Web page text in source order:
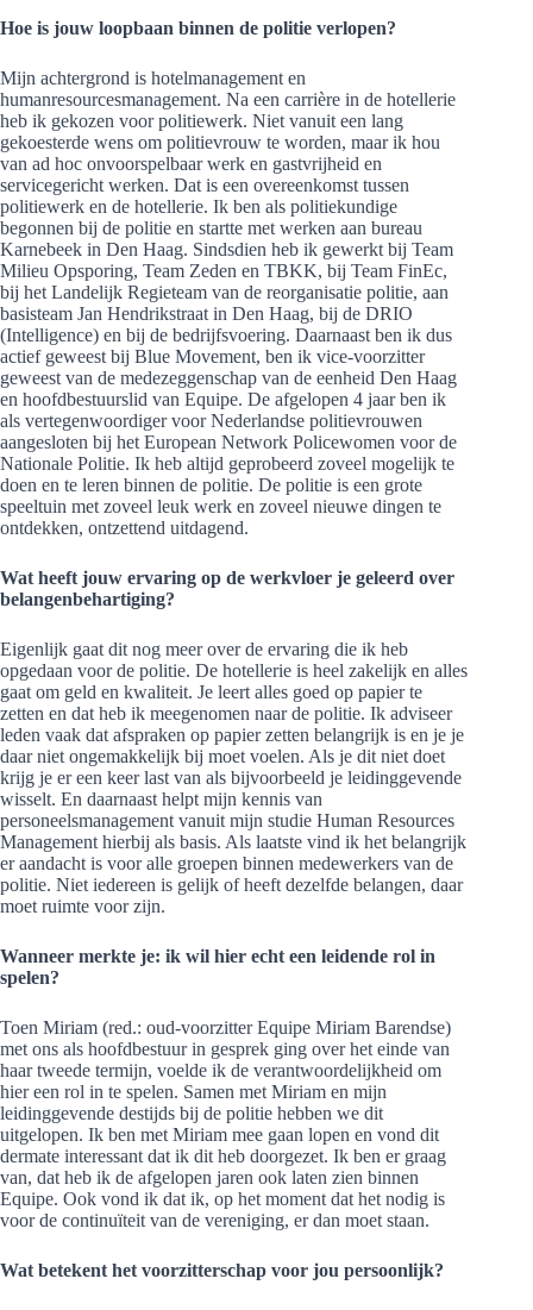
Hoe is jouw loopbaan binnen de politie verlopen?
Mijn achtergrond is hotelmanagement en
humanresourcesmanagement. Na een carrière in de hotellerie
heb ik gekozen voor politiewerk. Niet vanuit een lang
gekoesterde wens om politievrouw te worden, maar ik hou
van ad hoc onvoorspelbaar werk en gastvrijheid en
servicegericht werken. Dat is een overeenkomst tussen
politiewerk en de hotellerie. Ik ben als politiekundige
begonnen bij de politie en startte met werken aan bureau
Karnebeek in Den Haag. Sindsdien heb ik gewerkt bij Team
Milieu Opsporing, Team Zeden en TBKK, bij Team FinEc,
bij het Landelijk Regieteam van de reorganisatie politie, aan
basisteam Jan Hendrikstraat in Den Haag, bij de DRIO
(Intelligence) en bij de bedrijfsvoering. Daarnaast ben ik dus
actief geweest bij Blue Movement, ben ik vice-voorzitter
geweest van de medezeggenschap van de eenheid Den Haag
en hoofdbestuurslid van Equipe. De afgelopen 4 jaar ben ik
als vertegenwoordiger voor Nederlandse politievrouwen
aangesloten bij het European Network Policewomen voor de
Nationale Politie. Ik heb altijd geprobeerd zoveel mogelijk te
doen en te leren binnen de politie. De politie is een grote
speeltuin met zoveel leuk werk en zoveel nieuwe dingen te
ontdekken, ontzettend uitdagend.
Wat heeft jouw ervaring op de werkvloer je geleerd over
belangenbehartiging?
Eigenlijk gaat dit nog meer over de ervaring die ik heb
opgedaan voor de politie. De hotellerie is heel zakelijk en alles
gaat om geld en kwaliteit. Je leert alles goed op papier te
zetten en dat heb ik meegenomen naar de politie. Ik adviseer
leden vaak dat afspraken op papier zetten belangrijk is en je je
daar niet ongemakkelijk bij moet voelen. Als je dit niet doet
krijg je er een keer last van als bijvoorbeeld je leidinggevende
wisselt. En daarnaast helpt mijn kennis van
personeelsmanagement vanuit mijn studie Human Resources
Management hierbij als basis. Als laatste vind ik het belangrijk
er aandacht is voor alle groepen binnen medewerkers van de
politie. Niet iedereen is gelijk of heeft dezelfde belangen, daar
moet ruimte voor zijn.
Wanneer merkte je: ik wil hier echt een leidende rol in
spelen?
Toen Miriam (red.: oud-voorzitter Equipe Miriam Barendse)
met ons als hoofdbestuur in gesprek ging over het einde van
haar tweede termijn, voelde ik de verantwoordelijkheid om
hier een rol in te spelen. Samen met Miriam en mijn
leidinggevende destijds bij de politie hebben we dit
uitgelopen. Ik ben met Miriam mee gaan lopen en vond dit
dermate interessant dat ik dit heb doorgezet. Ik ben er graag
van, dat heb ik de afgelopen jaren ook laten zien binnen
Equipe. Ook vond ik dat ik, op het moment dat het nodig is
voor de continuïteit van de vereniging, er dan moet staan.
Wat betekent het voorzitterschap voor jou persoonlijk?